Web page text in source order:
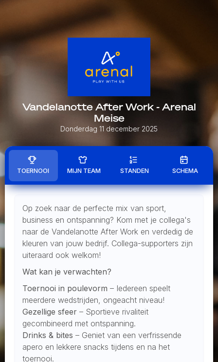
Vandelanotte After Work - Arenal
Meise
Donderdag 11 december 2025
TOERNOOI MIJN TEAM STANDEN SCHEMA
Op zoek naar de perfecte mix van sport,
business en ontspanning? Kom met je collega's
naar de Vandelanotte After Work en verdedig de
kleuren van jouw bedrijf. Collega-supporters zijn
uiteraard ook welkom!
Wat kan je verwachten?
Toernooi in poulevorm – Iedereen speelt
meerdere wedstrijden, ongeacht niveau!
Gezellige sfeer – Sportieve rivaliteit
gecombineerd met ontspanning.
Drinks & bites – Geniet van een verfrissende
apero en lekkere snacks tijdens en na het
toernooi.